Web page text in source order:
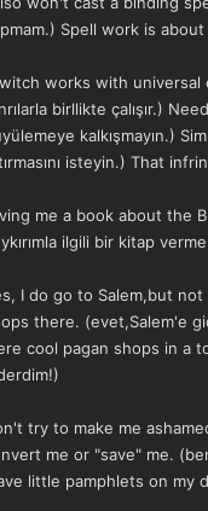
Spell work is
works with universal
birllikte çalışır.)
kalkışmayın.)
isteyin.) That
me a book about the
ilgili bir kitap
I do go to Salem,but
there. (evet,Salem'e
cool pagan shops in a
try to make me
me or "save" me.
little pamphlets on my